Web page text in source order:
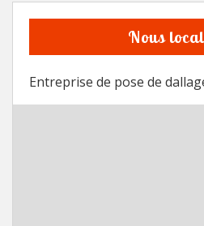
Nous
Entreprise de pose de